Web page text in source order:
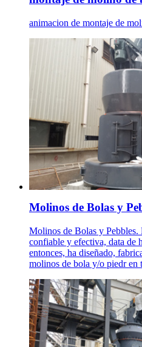
animacion de montaje de
Molinos de Bolas y
Molinos de Bolas y Pebbles.
confiable y efectiva, data de
entonces, ha diseñado,
molinos de bola y/o piedr en